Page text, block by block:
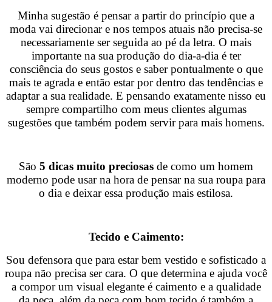
Minha sugestão é pensar a partir do princípio que a
moda vai direcionar e nos tempos atuais não precisa-se
necessariamente ser seguida ao pé da letra. O mais
importante na sua produção do dia-a-dia é ter
consciência do seus gostos e saber pontualmente o que
mais te agrada e então estar por dentro das tendências e
adaptar a sua realidade. E pensando exatamente nisso eu
sempre compartilho com meus clientes algumas
sugestões que também podem servir para mais homens.
São 5 dicas muito preciosas de como um homem
moderno pode usar na hora de pensar na sua roupa para
o dia e deixar essa produção mais estilosa.
Tecido e Caimento:
Sou defensora que para estar bem vestido e sofisticado a
roupa não precisa ser cara. O que determina e ajuda você
a compor um visual elegante é caimento e a qualidade